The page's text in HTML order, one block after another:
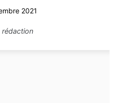
2021
rédaction